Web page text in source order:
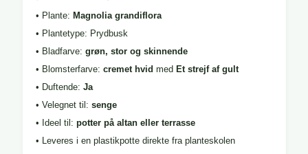
• Plante: Magnolia grandiflora
• Plantetype: Prydbusk
• Bladfarve: grøn, stor og skinnende
• Blomsterfarve: cremet hvid med Et strejf af gult
• Duftende: Ja
• Velegnet til: senge
• Ideel til: potter på altan eller terrasse
• Leveres i en plastikpotte direkte fra planteskolen